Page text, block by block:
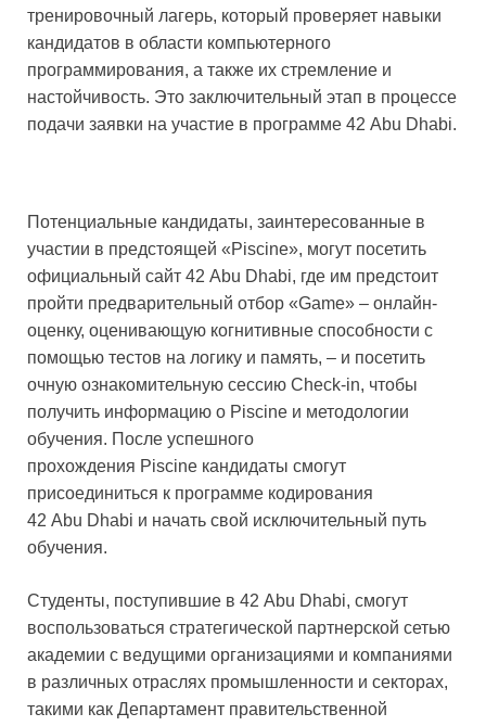
тренировочный лагерь, который проверяет навыки
кандидатов в области компьютерного
программирования, а также их стремление и
настойчивость. Это заключительный этап в процессе
подачи заявки на участие в программе 42 Abu Dhabi.
Потенциальные кандидаты, заинтересованные в
участии в предстоящей «Piscine», могут посетить
официальный сайт 42 Abu Dhabi, где им предстоит
пройти предварительный отбор «Game» – онлайн-
оценку, оценивающую когнитивные способности с
помощью тестов на логику и память, – и посетить
очную ознакомительную сессию Check-in, чтобы
получить информацию о Piscine и методологии
обучения. После успешного
прохождения Piscine кандидаты смогут
присоединиться к программе кодирования
42 Abu Dhabi и начать свой исключительный путь
обучения.
Студенты, поступившие в 42 Abu Dhabi, смогут
воспользоваться стратегической партнерской сетью
академии с ведущими организациями и компаниями
в различных отраслях промышленности и секторах,
такими как Департамент правительственной